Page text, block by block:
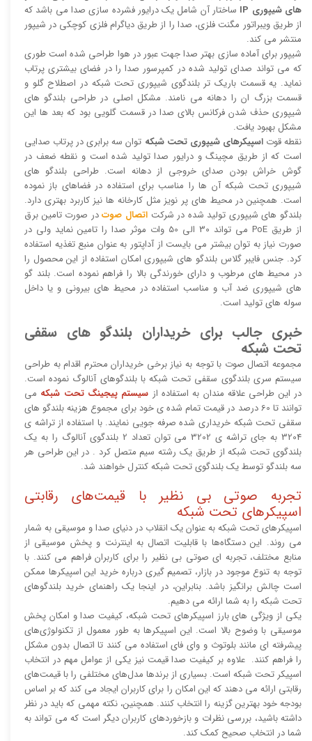
های شیپوری IP
ساختار آن شامل یک درایور فشرده سازی صدا می باشد که
از طریق ویبراتور مگنت فلزی، صدا را از طریق دیاگرام فلزی کوچکی در شیپور
منتشر می کند.
شیپور برای آماده سازی بهتر صدا جهت عبور در هوا طراحی شده است طوری
که می تواند صدای تولید شده در کمپرسور صدا را در فضای بیشتری پرتاب
نماید. یه قسمت باریک تر بلندگوی شیپوری تحت شبکه در اصطلاح گلو و
قسمت بزرگ ان را دهانه می نامند. مشکل اصلی در طراحی بلندگو های
شیپوری حذف شدن فرکانس بالای صدا در قسمت گلویی بود که بعد ها این
مشکل بهبود یافت.
نقطه قوتاسپیکرهای شیپوری تحت شبکه توان سه برابری در پرتاب صدایی
است که از طریق مچینگ و درایور صدا تولید شده است و نقطه ضعف در
گوش خراش بودن صدای خروجی از دهانه است. طراحی بلندگو های
شیپوری تحت شبکه آن ها را مناسب برای استفاده در فضاهای باز نموده
است. همچنین در محیط های پر نویز مثل کارخانه ها نیز کاربرد بهتری دارد.
بلندگو های شیپوری تولید شده در شرکتاتصال صوتدر صورت تامین برق
از طریق PoE می تواند 30 الی 50 وات موثر صدا را تامین نماید ولی در
صورت نیاز به توان بیشتر می بایست از آداپتور به عنوان منبع تغذیه استفاده
کرد. جنس فایبر گلاس بلندگو های شیپوری امکان استفاده از این محصول را
در محیط های مرطوب و دارای خورندگی بالا را فراهم نموده است. بلند گو
های شیپوری ضد آب و مناسب استفاده در محیط های بیرونی و یا داخل
سوله های تولید است.
خبری جالب برای خریداران بلندگو های سقفی
تحت شبکه
مجموعه اتصال صوت با توجه به نیاز برخی خریداران محترم اقدام به طراحی
سیستم سری بلندگوی سقفی تحت شبکه با بلندگوهای آنالوگ نموده است.
در این طراحی علاقه مندان به استفاده از سیستم پیجینگ تحت شبکه می
توانند تا 60 درصد در قیمت تمام شده ی خود برای مجموع هزینه بلندگو های
سقفی تحت شبکه خریداری شده صرفه جویی نمایند. با استفاده از تراشه ی
3204 به جای تراشه ی 3202 می توان تعداد 2 بلندگوی آنالوگ را به یک
بلندگوی تحت شبکه از طریق یک رشته سیم متصل کرد . در این طراحی هر
سه بلندگو توسط یک بلندگوی تحت شبکه کنترل خواهند شد.
تجربه صوتی بی‌ نظیر با قیمت‌های رقابتی
اسپیکرهای تحت شبکه
اسپیکرهای تحت شبکه به عنوان یک انقلاب در دنیای صدا و موسیقی به شمار
می ‌روند. این دستگاه‌ها با قابلیت اتصال به اینترنت و پخش موسیقی از
منابع مختلف، تجربه ‌ای صوتی بی ‌نظیر را برای کاربران فراهم می‌ کنند. با
توجه به تنوع موجود در بازار، تصمیم‌ گیری درباره خرید این اسپیکرها ممکن
است چالش ‌برانگیز باشد. بنابراین، در اینجا یک راهنمای خرید بلندگوهای
تحت شبکه را به شما ارائه می‌ دهیم.
یکی از ویژگی‌ های بارز اسپیکرهای تحت شبکه، کیفیت صدا و امکان پخش
موسیقی با وضوح بالا است. این اسپیکرها به طور معمول از تکنولوژی‌های
پیشرفته ‌ای مانند بلوتوث و وای‌ فای استفاده می ‌کنند تا اتصال بدون مشکل
را فراهم کنند. علاوه بر کیفیت صدا قیمت نیز یکی از عوامل مهم در انتخاب
اسپیکر تحت شبکه است. بسیاری از برندها مدل‌های مختلفی را با قیمت‌های
رقابتی ارائه می ‌دهند که این امکان را برای کاربران ایجاد می کند که بر اساس
بودجه خود بهترین گزینه را انتخاب کنند. همچنین، نکته مهمی که باید در نظر
داشته باشید، بررسی نظرات و بازخوردهای کاربران دیگر است که می ‌تواند به
شما در انتخاب صحیح کمک کند.